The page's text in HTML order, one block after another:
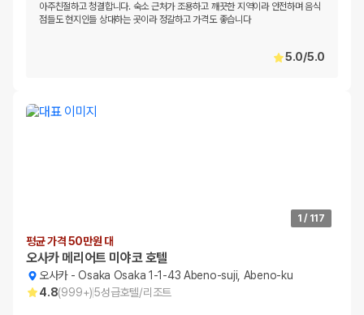
아주친절하고 청결합니다. 숙소 근처가 조용하고 깨끗한 지역이라 안전하며 음식
점들도 현지인들 상대하는 곳이라 정갈하고 가격도 좋습니다
5.0/5.0
1 / 117
평균 가격 50만원 대
오사카 메리어트 미야코 호텔
오사카-Osaka Osaka 1-1-43 Abeno-suji, Abeno-ku
4.8(999+)5성급호텔/리조트